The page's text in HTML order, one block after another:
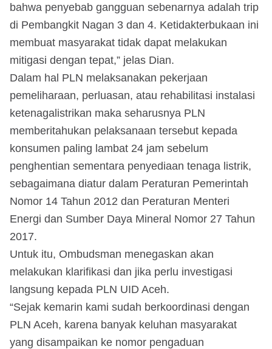
bahwa penyebab gangguan sebenarnya adalah trip
di Pembangkit Nagan 3 dan 4. Ketidakterbukaan ini
membuat masyarakat tidak dapat melakukan
mitigasi dengan tepat,” jelas Dian.
Dalam hal PLN melaksanakan pekerjaan
pemeliharaan, perluasan, atau rehabilitasi instalasi
ketenagalistrikan maka seharusnya PLN
memberitahukan pelaksanaan tersebut kepada
konsumen paling lambat 24 jam sebelum
penghentian sementara penyediaan tenaga listrik,
sebagaimana diatur dalam Peraturan Pemerintah
Nomor 14 Tahun 2012 dan Peraturan Menteri
Energi dan Sumber Daya Mineral Nomor 27 Tahun
2017.
Untuk itu, Ombudsman menegaskan akan
melakukan klarifikasi dan jika perlu investigasi
langsung kepada PLN UID Aceh.
“Sejak kemarin kami sudah berkoordinasi dengan
PLN Aceh, karena banyak keluhan masyarakat
yang disampaikan ke nomor pengaduan